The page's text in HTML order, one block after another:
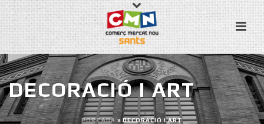
DECORACIÓ I ART
PORTADA » DECORACIÓ I ART